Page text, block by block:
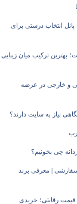
پانل انتخاب درستی برای
بهترین ترکیب میان زیبایی
و خارجی در عرضه
نیاز به سایت دارند؟
چی بخونیم؟
| معرفی برند
رقابتی؛ خریدی